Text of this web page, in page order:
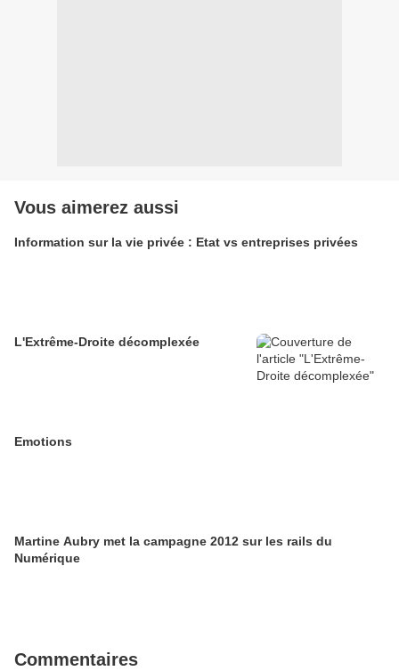
Vous aimerez aussi
Information sur la vie privée : Etat vs entreprises privées
L'Extrême-Droite décomplexée
Emotions
Martine Aubry met la campagne 2012 sur les rails du
Numérique
Commentaires